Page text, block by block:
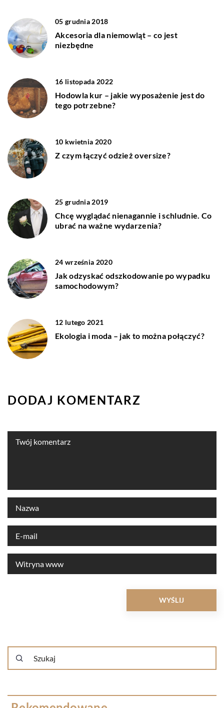
05 grudnia 2018
Akcesoria dla niemowląt – co jest
niezbędne
16 listopada 2022
Hodowla kur – jakie wyposażenie jest do
tego potrzebne?
10 kwietnia 2020
Z czym łączyć odzież oversize?
25 grudnia 2019
Chcę wyglądać nienagannie i schludnie. Co
ubrać na ważne wydarzenia?
24 września 2020
Jak odzyskać odszkodowanie po wypadku
samochodowym?
12 lutego 2021
Ekologia i moda – jak to można połączyć?
DODAJ KOMENTARZ